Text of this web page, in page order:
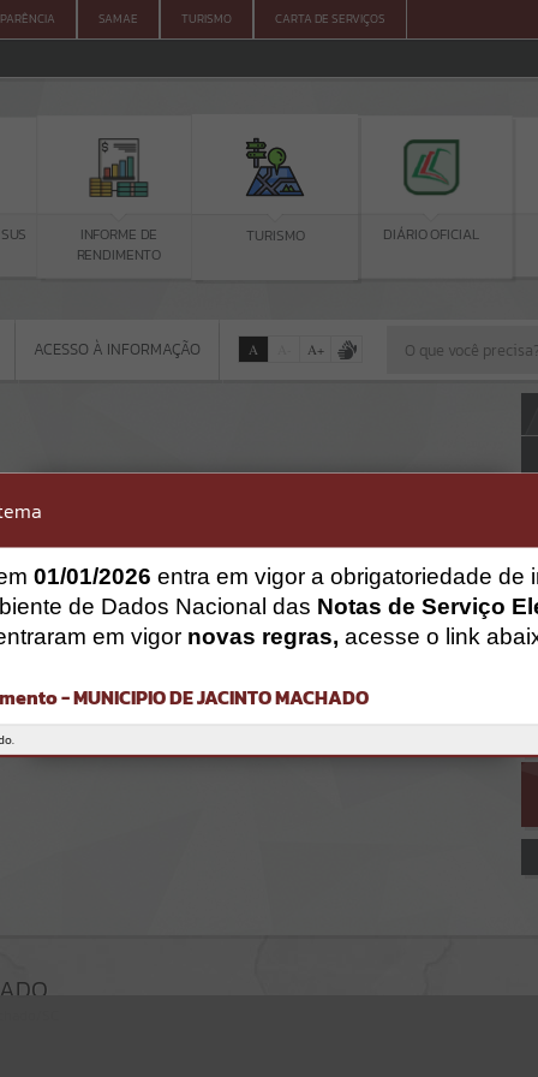
SAMAE TURISMO CARTA DE SERVIÇOS
INFORME DE
RENDIMENTO
TURISMO DIÁRIO OFICIAL
ACESSO À INFORMAÇÃO A A+
01/01/2026 entra em vigor a obrigatoriedade de
de Dados Nacional das Notas de Serviço
em vigor novas regras, acesse o link
- MUNICIPIO DE JACINTO MACHADO
Gerenciamento do Sistema
CÓDIGO DA MENSAGEM: EST-000040
Ocorreu um erro de script:
Uncaught SyntaxError: Unexpected token '('
https://jacintomachado.atende.net/cidadao/pagina/static/bundle/wp
o_index_2_base_l2_portal_editores_sync_8561ff93b515c0349ff614bb
Verificar Mais Detalhes